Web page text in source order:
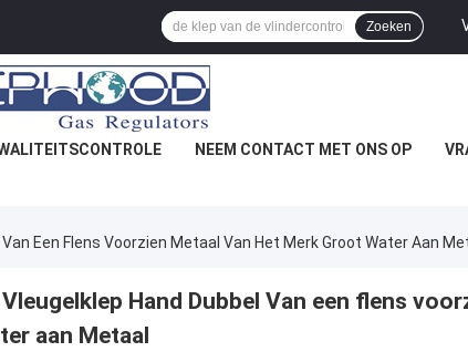
Zoeken
NEEM CONTACT MET ONS OP
Een Flens Voorzien Metaal Van Het Merk Groot Water Aan
Vleugelklep Hand Dubbel Van een flens
aan Metaal